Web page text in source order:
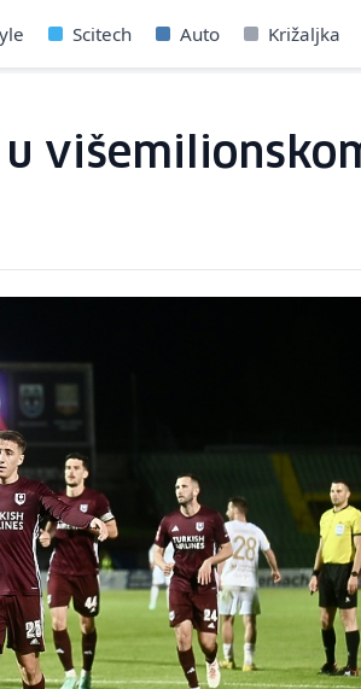
Scitech Auto Križaljka